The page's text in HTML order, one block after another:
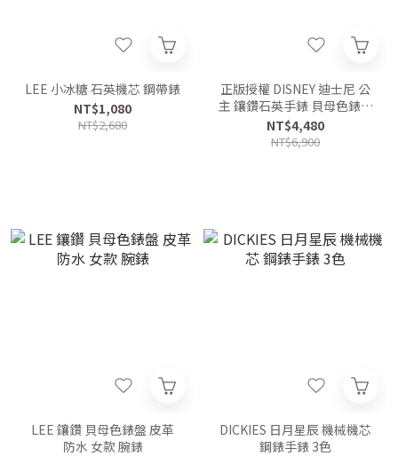
LEE 小冰糖 石英機芯 鋼帶錶
NT$1,080
NT$2,680
正版授權 DISNEY 迪士尼 公
主 鑲鑽石英手錶 貝母色錶盤
禮盒組
NT$4,480
NT$6,900
LEE 鑲鑽 貝母色錶盤 皮革
防水 女款 腕錶
DICKIES 日月星辰 機械機芯
鋼錶手錶 3色